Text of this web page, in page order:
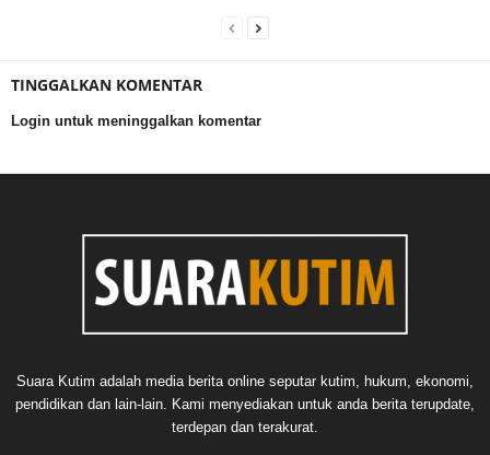
TINGGALKAN KOMENTAR
Login untuk meninggalkan komentar
Suara Kutim adalah media berita online seputar kutim, hukum, ekonomi,
pendidikan dan lain-lain. Kami menyediakan untuk anda berita terupdate,
terdepan dan terakurat.